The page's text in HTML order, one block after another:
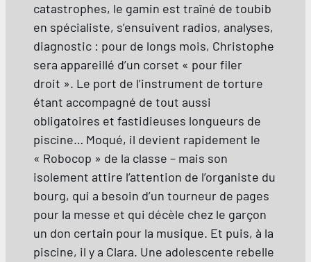
catastrophes, le gamin est traîné de toubib
en spécialiste, s’ensuivent radios, analyses,
diagnostic : pour de longs mois, Christophe
sera appareillé d’un corset « pour filer
droit ». Le port de l’instrument de torture
étant accompagné de tout aussi
obligatoires et fastidieuses longueurs de
piscine… Moqué, il devient rapidement le
« Robocop » de la classe – mais son
isolement attire l’attention de l’organiste du
bourg, qui a besoin d’un tourneur de pages
pour la messe et qui décèle chez le garçon
un don certain pour la musique. Et puis, à la
piscine, il y a Clara. Une adolescente rebelle